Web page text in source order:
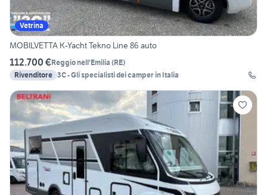
Vetrina
MOBILVETTA K-Yacht Tekno Line 86 auto
112.700 €Reggio nell'Emilia (RE)
Rivenditore 3C - Gli specialisti dei camper in Italia